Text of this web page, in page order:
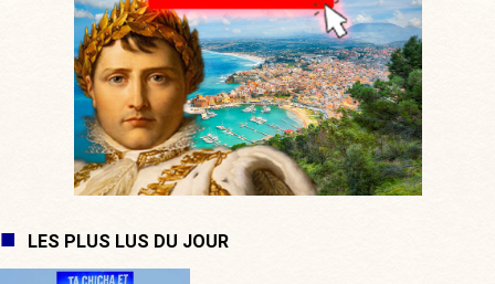
LES PLUS LUS DU JOUR